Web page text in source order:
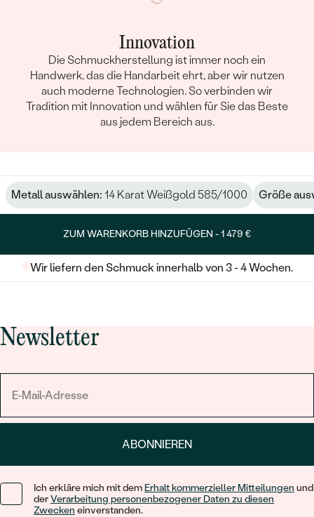
Innovation
Die Schmuckherstellung ist immer noch ein
Handwerk, das die Handarbeit ehrt, aber wir nutzen
auch moderne Technologien. So verbinden wir
Tradition mit Innovation und wählen für Sie das Beste
aus jedem Bereich aus.
Metall auswählen: 14 Karat Weißgold 585/1000 Größe
ZUM WARENKORB HINZUFÜGEN -1 479 €
Wir liefern den Schmuck innerhalb von 3 - 4 Wochen.
Newsletter
ABONNIEREN
Ich erkläre mich mit dem Erhalt kommerzieller Mitteilungen und
derVerarbeitung personenbezogener Daten zu diesen
Zwecken einverstanden.